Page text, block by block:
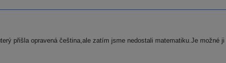
přišla opravená čeština,ale zatím jsme nedostali matematiku.Je možné